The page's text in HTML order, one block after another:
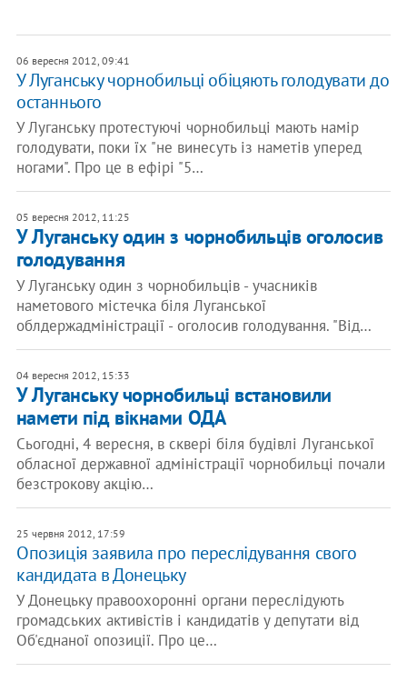
06 вересня 2012, 09:41
У Луганську чорнобильці обіцяють голодувати до
останнього
У Луганську протестуючі чорнобильці мають намір
голодувати, поки їх "не винесуть із наметів уперед
ногами". Про це в ефірі "5…
05 вересня 2012, 11:25
У Луганську один з чорнобильців оголосив
голодування
У Луганську один з чорнобильців - учасників
наметового містечка біля Луганської
облдержадміністрації - оголосив голодування. "Від…
04 вересня 2012, 15:33
У Луганську чорнобильці встановили
намети під вікнами ОДА
Сьогодні, 4 вересня, в сквері біля будівлі Луганської
обласної державної адміністрації чорнобильці почали
безстрокову акцію…
25 червня 2012, 17:59
Опозиція заявила про переслідування свого
кандидата в Донецьку
У Донецьку правоохоронні органи переслідують
громадських активістів і кандидатів у депутати від
Об'єднаної опозиції. Про це…